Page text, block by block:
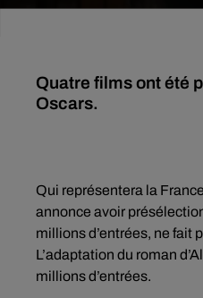
Quatre films ont été
Oscars.
Qui représentera la
annonce avoir
millions d’entrées, ne fait
L’adaptation du roman
millions d’entrées.